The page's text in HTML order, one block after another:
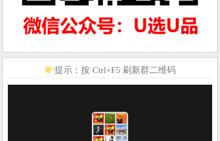
提示：按 Ctrl+F5 刷新群二维码